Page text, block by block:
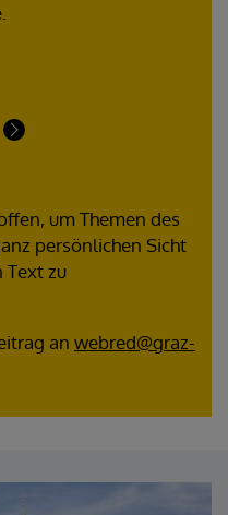
um Themen des
persönlichen Sicht
Text zu
an webred@graz-